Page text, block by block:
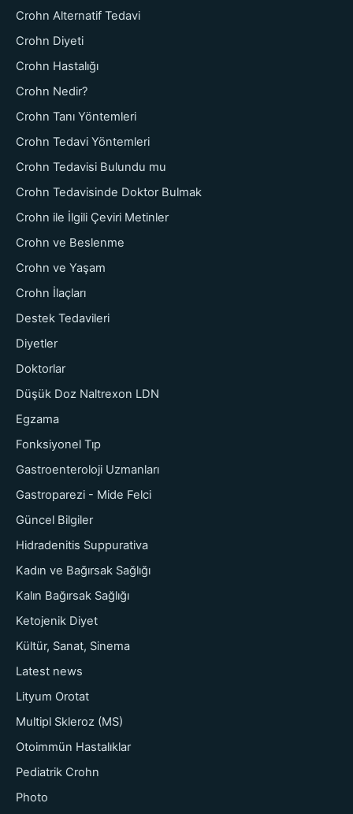
Crohn Alternatif Tedavi
Crohn Diyeti
Crohn Hastalığı
Crohn Nedir?
Crohn Tanı Yöntemleri
Crohn Tedavi Yöntemleri
Crohn Tedavisi Bulundu mu
Crohn Tedavisinde Doktor Bulmak
Crohn ile İlgili Çeviri Metinler
Crohn ve Beslenme
Crohn ve Yaşam
Crohn İlaçları
Destek Tedavileri
Diyetler
Doktorlar
Düşük Doz Naltrexon LDN
Egzama
Fonksiyonel Tıp
Gastroenteroloji Uzmanları
Gastroparezi - Mide Felci
Güncel Bilgiler
Hidradenitis Suppurativa
Kadın ve Bağırsak Sağlığı
Kalın Bağırsak Sağlığı
Ketojenik Diyet
Kültür, Sanat, Sinema
Latest news
Lityum Orotat
Multipl Skleroz (MS)
Otoimmün Hastalıklar
Pediatrik Crohn
Photo